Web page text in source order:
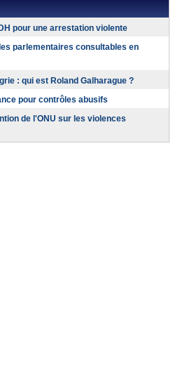
pour une arrestation violente
parlementaires consultables en
: qui est Roland Galharague ?
pour contrôles abusifs
de l'ONU sur les violences